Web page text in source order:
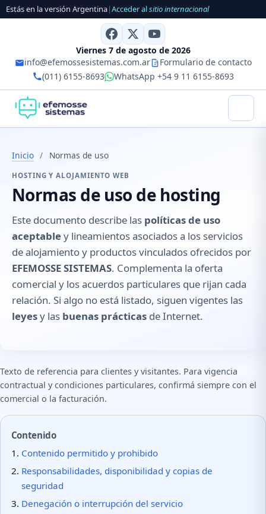
Estás en la versión Argentina|Acceder alsitio internacional
Viernes 7 de agosto de 2026
info@efemossesistemas.com.ar
Formulario de contacto
(011) 6155-8693
WhatsApp +54 9 11 6155-8693
Inicio / Normas de uso
HOSTING Y ALOJAMIENTO WEB
Normas de uso de hosting
Este documento describe las políticas de uso
aceptabley lineamientos asociados a los servicios
de alojamiento y productos vinculados ofrecidos por
EFEMOSSE SISTEMAS. Complementa la oferta
comercial y los acuerdos particulares que rijan cada
relación. Si algo no está listado, siguen vigentes las
leyesy las buenas prácticas de Internet.
Texto de referencia para clientes y visitantes. Para vigencia
contractual y condiciones particulares, confirmá siempre con el
comercial o la facturación.
Contenido
Contenido permitido y prohibido
Responsabilidades, disponibilidad y copias de
seguridad
Denegación o interrupción del servicio